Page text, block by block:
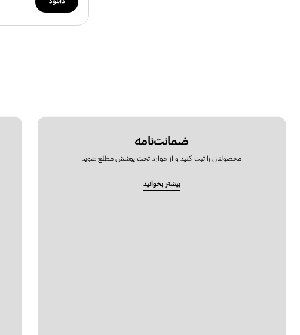
ضمانت‌نامه
محصولتان را ثبت کنید و از موارد تحت پوشش مطلع شوید
بیشتر بخوانید